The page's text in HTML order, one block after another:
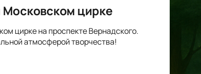
Московском цирке
цирке на проспекте Вернадского.
атмосферой творчества!